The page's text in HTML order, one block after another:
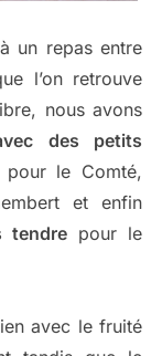
un repas entre
l’on retrouve
nous avons
des petits
le Comté,
et enfin
tendrepour le
avec le fruité